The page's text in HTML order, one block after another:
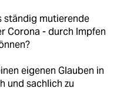
ständig mutierende
Corona - durch Impfen
eigenen Glauben in
und sachlich zu